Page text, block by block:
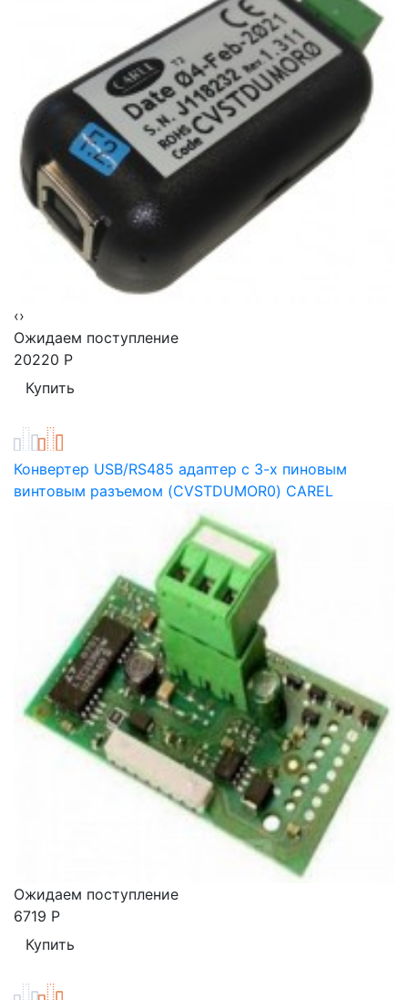
‹›
Ожидаем поступление
20220 Р
Конвертер USB/RS485 адаптер с 3-х пиновым
винтовым разъемом (CVSTDUMOR0) CAREL
Ожидаем поступление
6719 Р